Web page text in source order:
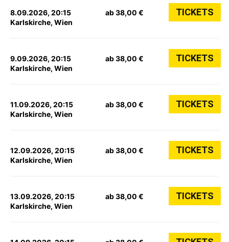
8.09.2026, 20:15
Karlskirche, Wien
ab 38,00 € TICKETS
9.09.2026, 20:15
Karlskirche, Wien
ab 38,00 € TICKETS
11.09.2026, 20:15
Karlskirche, Wien
ab 38,00 € TICKETS
12.09.2026, 20:15
Karlskirche, Wien
ab 38,00 € TICKETS
13.09.2026, 20:15
Karlskirche, Wien
ab 38,00 € TICKETS